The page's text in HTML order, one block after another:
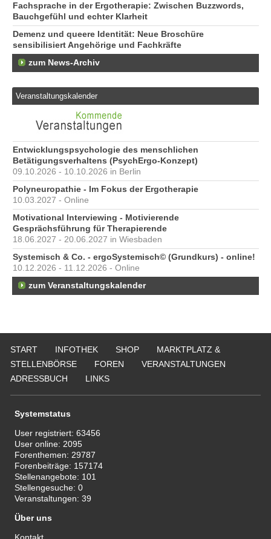
Fachsprache in der Ergotherapie: Zwischen Buzzwords,
Bauchgefühl und echter Klarheit
Demenz und queere Identität: Neue Broschüre
sensibilisiert Angehörige und Fachkräfte
zum News-Archiv
Veranstaltungskalender
Entwicklungspsychologie des menschlichen
Betätigungsverhaltens (PsychErgo-Konzept)
09.10.2026 - 10.10.2026 in Berlin
Polyneuropathie - Im Fokus der Ergotherapie
10.03.2027 - Online
Motivational Interviewing - Motivierende
Gesprächsführung für Therapierende
18.06.2027 - 20.06.2027 in Wiesbaden
Systemisch & Co. - ergoSystemisch© (Grundkurs) - online!
10.12.2026 - 11.12.2026 - Online
zum Veranstaltungskalender
START INFOTHEK SHOP
MARKTPLATZ &
STELLENBÖRSE
FOREN
VERANSTALTUNGEN
ADRESSBUCH
LINKS
Systemstatus
User registriert:63456
User online: 2095
Forenthemen: 29787
Forenbeiträge: 157174
Stellenangebote: 101
Stellengesuche:0
Veranstaltungen:39
Über uns
Kontakt